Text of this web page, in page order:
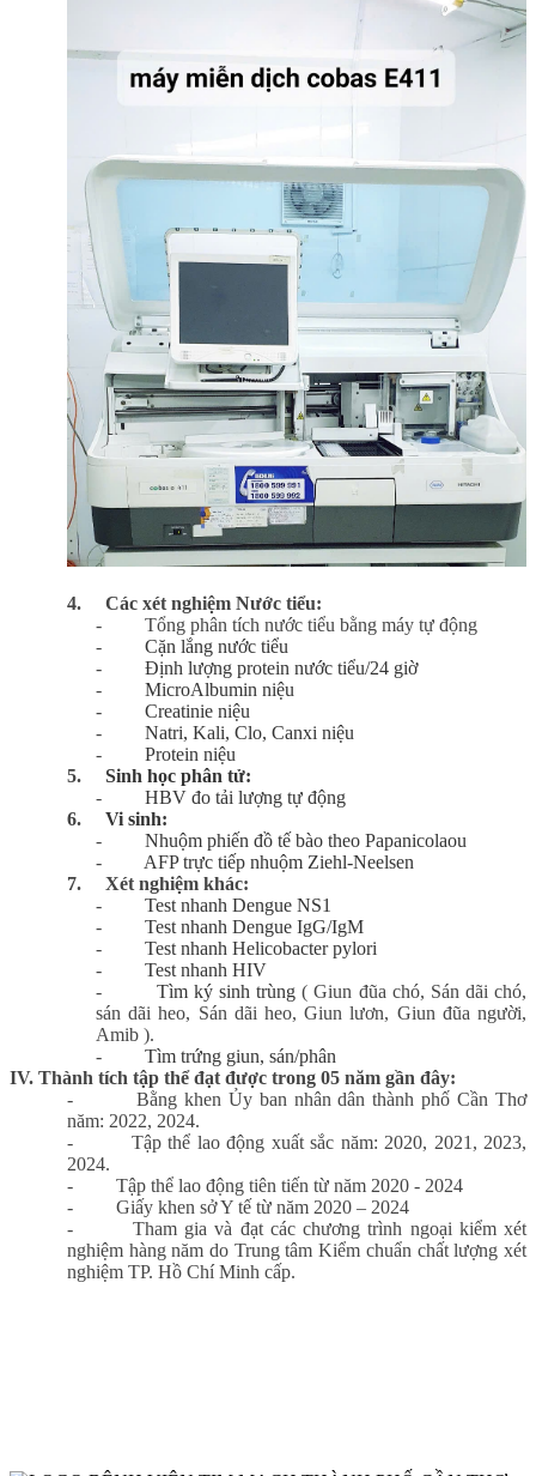
4. Các xét nghiệm Nước tiểu:
- Tổng phân tích nước tiểu bằng máy tự động
- Cặn lắng nước tiểu
- Định lượng protein nước tiểu/24 giờ
- MicroAlbumin niệu
- Creatinie niệu
- Natri, Kali, Clo, Canxi niệu
- Protein niệu
5. Sinh học phân tử:
- HBV đo tải lượng tự động
6. Vi sinh:
- Nhuộm phiến đồ tế bào theo Papanicolaou
- AFP trực tiếp nhuộm Ziehl-Neelsen
7. Xét nghiệm khác:
- Test nhanh Dengue NS1
- Test nhanh Dengue IgG/IgM
- Test nhanh Helicobacter pylori
- Test nhanh HIV
- Tìm ký sinh trùng( Giun đũa chó, Sán dãi chó,
sán dãi heo, Sán dãi heo, Giun lươn, Giun đũa người,
Amib ).
- Tìm trứng giun, sán/phân
IV. Thành tích tập thể đạt được trong 05 năm gần đây:
- Bằng khen Ủy ban nhân dân thành phố Cần Thơ
năm: 2022, 2024.
- Tập thể lao động xuất sắc năm: 2020, 2021, 2023,
2024.
- Tập thể lao động tiên tiến từ năm 2020 - 2024
- Giấy khen sở Y tế từ năm 2020 – 2024
- Tham gia và đạt các chương trình ngoại kiểm xét
nghiệm hàng năm do Trung tâm Kiểm chuẩn chất lượng xét
nghiệm TP. Hồ Chí Minh cấp.